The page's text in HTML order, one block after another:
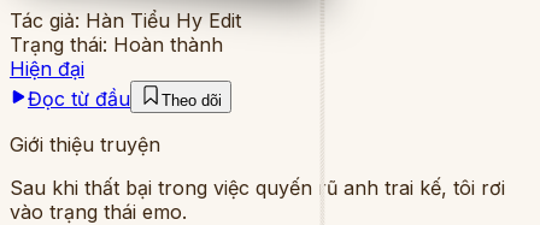
Tác giả: Hàn Tiểu Hy Edit
Trạng thái: Hoàn thành
Hiện đại
Đọc từ đầu
Theo dõi
Giới thiệu truyện
Sau khi thất bại trong việc quyến rũ anh trai kế, tôi rơi
vào trạng thái emo.